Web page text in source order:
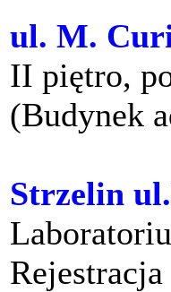
ul. M.
II piętro,
(Budynek
Strzelin